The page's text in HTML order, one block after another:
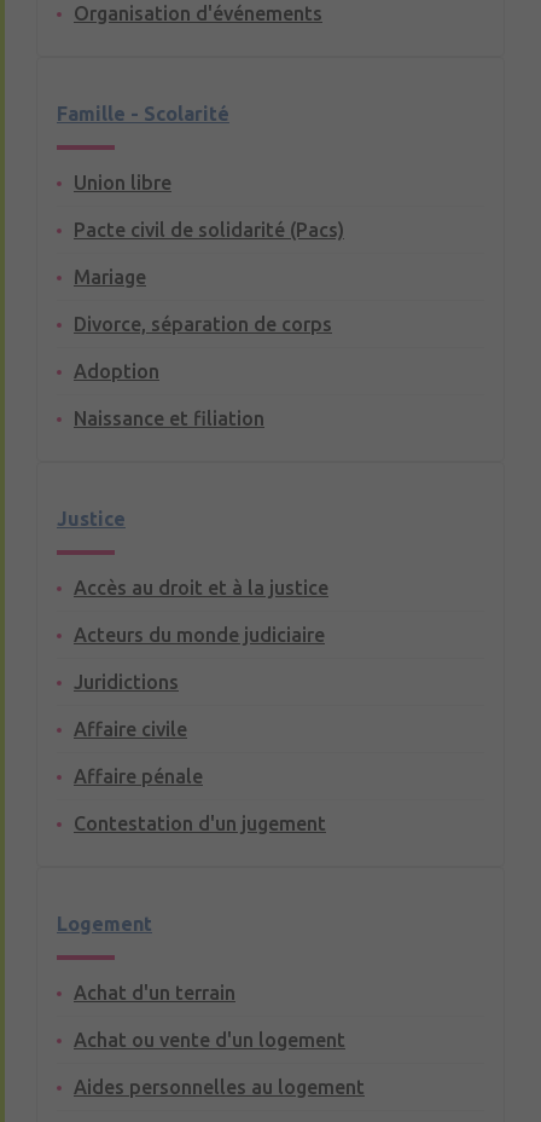
Organisation d'événements
Famille - Scolarité
Union libre
Pacte civil de solidarité (Pacs)
Mariage
Divorce, séparation de corps
Adoption
Naissance et filiation
Justice
Accès au droit et à la justice
Acteurs du monde judiciaire
Juridictions
Affaire civile
Affaire pénale
Contestation d'un jugement
Logement
Achat d'un terrain
Achat ou vente d'un logement
Aides personnelles au logement